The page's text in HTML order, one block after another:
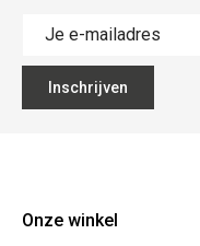
Inschrijven
Onze winkel